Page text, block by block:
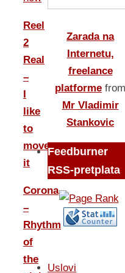
Reel
2
Real
–
I
like
to
move
it
Corona
–
Rhythm
of
the
Zarada na
Internetu,
freelance
platforme from
Mr Vladimir
Stankovic
Feedburner
RSS-pretplata
Uslovi